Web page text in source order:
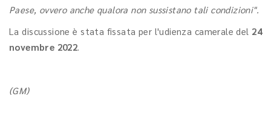
Paese, ovvero anche qualora non sussistano tali condizioni".
La discussione è stata fissata per l'udienza camerale del 24
novembre 2022.
(GM)